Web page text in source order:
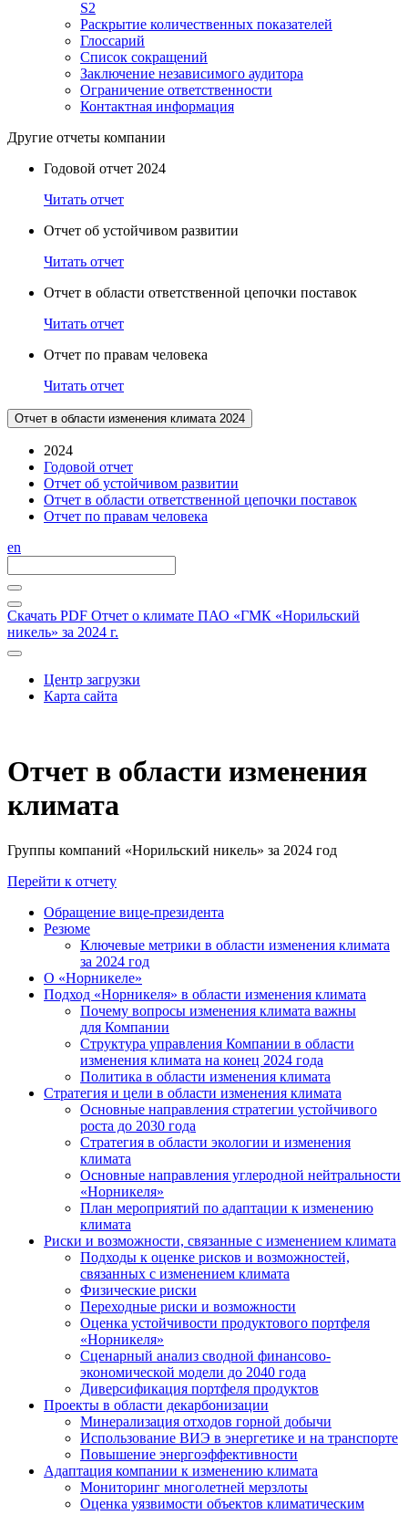
S2
Раскрытие количественных показателей
Глоссарий
Список сокращений
Заключение независимого аудитора
Ограничение ответственности
Контактная информация
Другие отчеты компании
Годовой отчет 2024
Читать отчет
Отчет об устойчивом развитии
Читать отчет
Отчет в области ответственной цепочки поставок
Читать отчет
Отчет по правам человека
Читать отчет
Отчет в области изменения климата 2024
2024
Годовой отчет
Отчет об устойчивом развитии
Отчет в области ответственной цепочки поставок
Отчет по правам человека
en
Скачать PDF Отчет о климате ПАО «ГМК «Норильский
никель» за 2024 г.
Центр загрузки
Карта сайта
Отчет в области изменения
климата
Группы компаний «Норильский никель» за 2024 год
Перейти к отчету
Обращение вице-президента
Резюме
Ключевые метрики в области изменения климата
за 2024 год
О «Норникеле»
Подход «Норникеля» в области изменения климата
Почему вопросы изменения климата важны
для Компании
Структура управления Компании в области
изменения климата на конец 2024 года
Политика в области изменения климата
Стратегия и цели в области изменения климата
Основные направления стратегии устойчивого
роста до 2030 года
Стратегия в области экологии и изменения
климата
Основные направления углеродной нейтральности
«Норникеля»
План мероприятий по адаптации к изменению
климата
Риски и возможности, связанные с изменением климата
Подходы к оценке рисков и возможностей,
связанных с изменением климата
Физические риски
Переходные риски и возможности
Оценка устойчивости продуктового портфеля
«Норникеля»
Сценарный анализ сводной финансово-
экономической модели до 2040 года
Диверсификация портфеля продуктов
Проекты в области декарбонизации
Минерализация отходов горной добычи
Использование ВИЭ в энергетике и на транспорте
Повышение энергоэффективности
Адаптация компании к изменению климата
Мониторинг многолетней мерзлоты
Оценка уязвимости объектов климатическим